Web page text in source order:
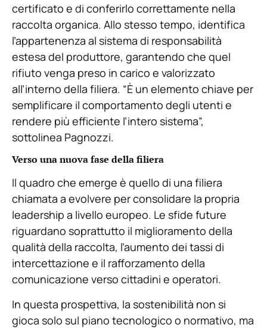
certificato e di conferirlo correttamente nella
raccolta organica. Allo stesso tempo, identifica
l’appartenenza al sistema di responsabilità
estesa del produttore, garantendo che quel
rifiuto venga preso in carico e valorizzato
all’interno della filiera. “È un elemento chiave per
semplificare il comportamento degli utenti e
rendere più efficiente l’intero sistema”,
sottolinea Pagnozzi.
Verso una nuova fase della filiera
Il quadro che emerge è quello di una filiera
chiamata a evolvere per consolidare la propria
leadership a livello europeo. Le sfide future
riguardano soprattutto il miglioramento della
qualità della raccolta, l’aumento dei tassi di
intercettazione e il rafforzamento della
comunicazione verso cittadini e operatori.
In questa prospettiva, la sostenibilità non si
gioca solo sul piano tecnologico o normativo, ma